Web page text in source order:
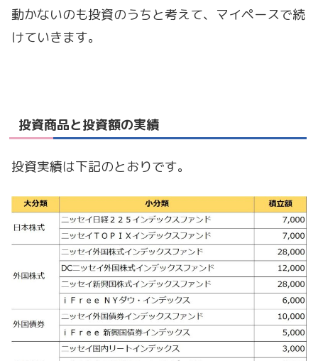
動かないのも投資のうちと考えて、マイペースで続
けていきます。
投資商品と投資額の実績
投資実績は下記のとおりです。